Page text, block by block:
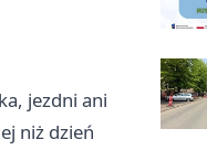
jezdni ani
niż dzień